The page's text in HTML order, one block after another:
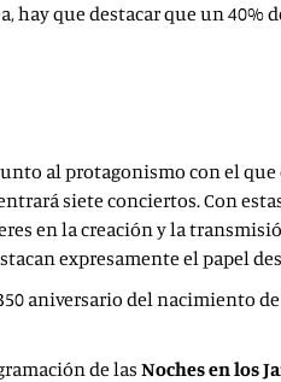
hay que destacar que un
al protagonismo con el
siete conciertos. Con
en la creación y la
expresamente el papel
aniversario del nacimiento
de las Noches en los